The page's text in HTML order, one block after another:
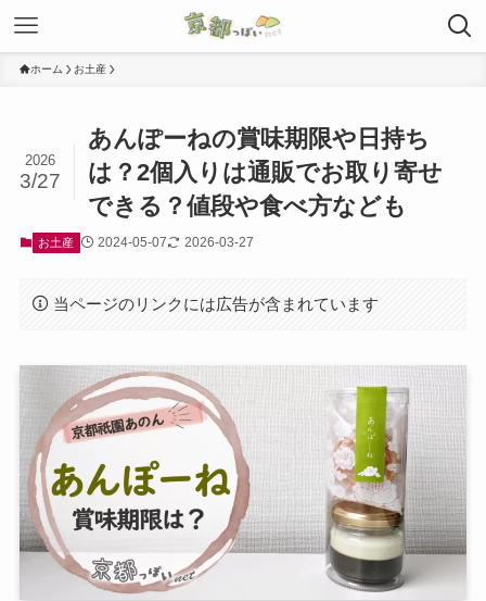
ホーム お土産
あんぽーねの賞味期限や日持ち
は？2個入りは通販でお取り寄せ
できる？値段や食べ方なども
2026
3/27
お土産 2024-05-07 2026-03-27
当ページのリンクには広告が含まれています